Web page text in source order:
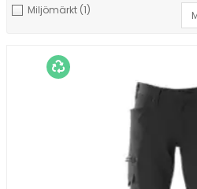
Hos Office & Print hittar du
och verksamheter inom flera
sortiment omfattar plagg
användning och mer
Välj arbetskläder
Olika arbetsuppgifter ställer
arbetskläder. Därför är det
Miljömärkt (1)